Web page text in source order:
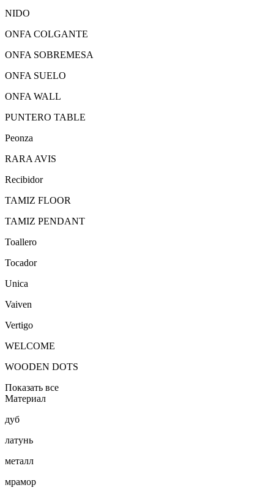
NIDO
ONFA COLGANTE
ONFA SOBREMESA
ONFA SUELO
ONFA WALL
PUNTERO TABLE
Peonza
RARA AVIS
Recibidor
TAMIZ FLOOR
TAMIZ PENDANT
Toallero
Tocador
Unica
Vaiven
Vertigo
WELCOME
WOODEN DOTS
Показать все
Материал
дуб
латунь
металл
мрамор